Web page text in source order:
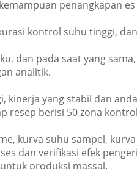
penangkapan
kontrol suhu tinggi,
dan pada saat yang
analitik.
kinerja yang stabil dan
resep berisi 50 zona
kurva suhu sampel,
dan verifikasi efek
produksi massal.